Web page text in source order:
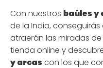
Con nuestros baúles y
de la India,
atraerán las miradas de
tienda online y
y arcas con los que